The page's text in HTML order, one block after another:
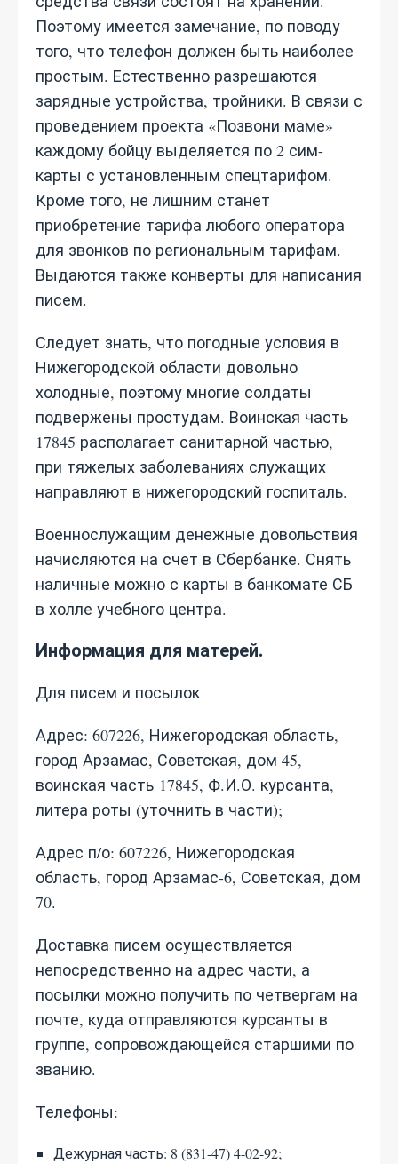
Поэтому имеется замечание, по поводу
того, что телефон должен быть наиболее
простым. Естественно разрешаются
зарядные устройства, тройники. В связи с
проведением проекта «Позвони маме»
каждому бойцу выделяется по 2 сим-
карты с установленным спецтарифом.
Кроме того, не лишним станет
приобретение тарифа любого оператора
для звонков по региональным тарифам.
Выдаются также конверты для написания
писем.
Следует знать, что погодные условия в
Нижегородской области довольно
холодные, поэтому многие солдаты
подвержены простудам. Воинская часть
17845 располагает санитарной частью,
при тяжелых заболеваниях служащих
направляют в нижегородский госпиталь.
Военнослужащим денежные довольствия
начисляются на счет в Сбербанке. Снять
наличные можно с карты в банкомате СБ
в холле учебного центра.
Информация для матерей.
Для писем и посылок
Адрес: 607226, Нижегородская область,
город Арзамас, Советская, дом 45,
воинская часть 17845, Ф.И.О. курсанта,
литера роты (уточнить в части);
Адрес п/о: 607226, Нижегородская
область, город Арзамас-6, Советская, дом
70.
Доставка писем осуществляется
непосредственно на адрес части, а
посылки можно получить по четвергам на
почте, куда отправляются курсанты в
группе, сопровождающейся старшими по
званию.
Телефоны:
Дежурная часть: 8 (831-47) 4-02-92;